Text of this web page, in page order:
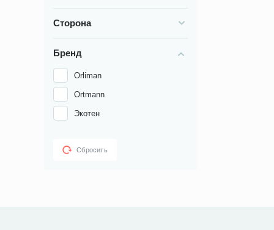
Сторона
Бренд
Orliman
Ortmann
Экотен
Сбросить